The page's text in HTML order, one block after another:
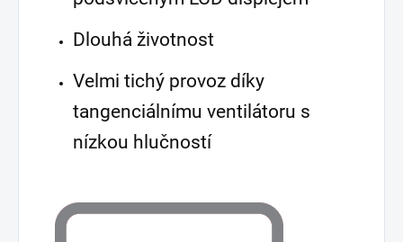
Dlouhá životnost
Velmi tichý provoz díky
tangenciálnímu ventilátoru s
nízkou hlučností